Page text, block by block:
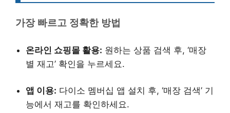
가장 빠르고 정확한 방법
온라인 쇼핑몰 활용: 원하는 상품 검색 후, ‘매장
별 재고’ 확인을 누르세요.
앱 이용: 다이소 멤버십 앱 설치 후, ‘매장 검색’ 기
능에서 재고를 확인하세요.